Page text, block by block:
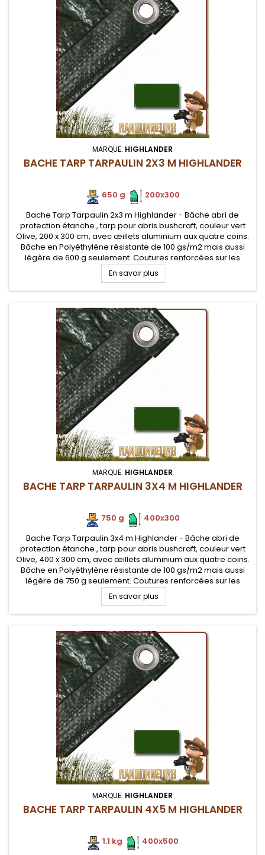
MARQUE: HIGHLANDER
BACHE TARP TARPAULIN 2X3 M HIGHLANDER
650 g
200x300
Bache Tarp Tarpaulin 2x3 m Highlander - Bâche abri de
protection étanche , tarp pour abris bushcraft, couleur vert
Olive, 200 x 300 cm, avec œillets aluminium aux quatre coins.
Bâche en Polyéthylène résistante de 100 gs/m2 mais aussi
légère de 600 g seulement. Coutures renforcées sur les
extrémités
En savoir plus
MARQUE: HIGHLANDER
BACHE TARP TARPAULIN 3X4 M HIGHLANDER
750 g
400x300
Bache Tarp Tarpaulin 3x4 m Highlander - Bâche abri de
protection étanche , tarp pour abris bushcraft, couleur vert
Olive, 400 x 300 cm, avec œillets aluminium aux quatre coins.
Bâche en Polyéthylène résistante de 100 gs/m2 mais aussi
légère de 750 g seulement. Coutures renforcées sur les
extrémités
En savoir plus
MARQUE: HIGHLANDER
BACHE TARP TARPAULIN 4X5 M HIGHLANDER
1.1 kg
400x500